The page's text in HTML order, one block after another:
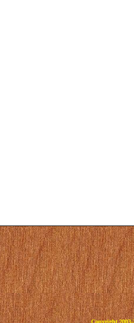
Copyright 2003-